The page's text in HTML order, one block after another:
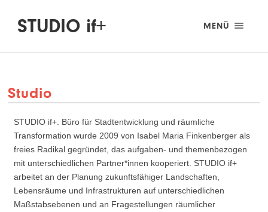
STUDIO if+ MENÜ
Studio
STUDIO if+. Büro für Stadtentwicklung und räumliche
Transformation wurde 2009 von Isabel Maria Finkenberger als
freies Radikal gegründet, das aufgaben- und themenbezogen
mit unterschiedlichen Partner*innen kooperiert. STUDIO if+
arbeitet an der Planung zukunftsfähiger Landschaften,
Lebensräume und Infrastrukturen auf unterschiedlichen
Maßstabsebenen und an Fragestellungen räumlicher